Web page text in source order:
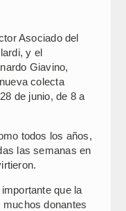
Asociado del
y el
Giavino,
colecta
de junio, de 8 a
todos los años,
las semanas en
que la
donantes